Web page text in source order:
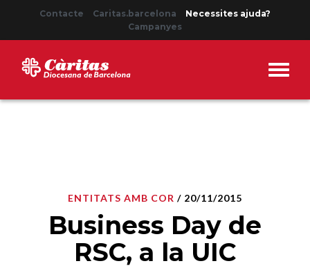
Contacte Caritas.barcelona
Necessites ajuda?
Campanyes
ENTITATS AMB COR / 20/11/2015
Business Day de
RSC, a la UIC